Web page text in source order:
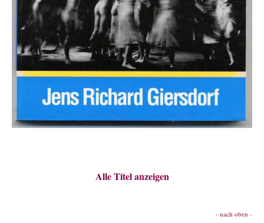
Alle Titel anzeigen
- nach oben -